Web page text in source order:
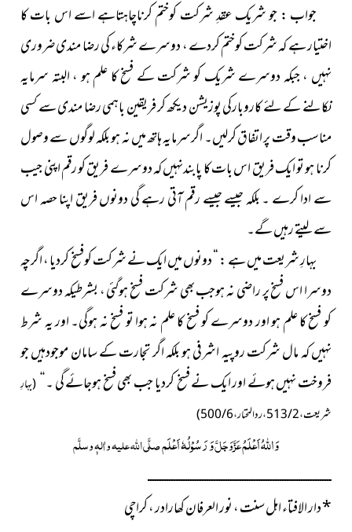
جواب : جو شریک عقدِ شرکت کوختم کرناچاہتاہے اسے اس بات کا
اختیار ہے کہ شرکت کوختم کردے ، دوسرے شرکاء کی رضا مندی ضروری
نہیں ، جبکہ دوسرے شریک کو شرکت کے فسخ کا علم ہو ، البتہ سرمایہ
نکالنے کے لئے کاروبارکی پوزیشن دیکھ کر فریقین باہمی رضا مندی سے کسی
مناسب وقت پر اتفاق کرلیں۔ اگرسرمایہ ہاتھ میں نہ ہو بلکہ لوگوں سے وصول
کرنا ہو تو ایک فریق اس بات کا پابندنہیں کہ دوسرے فریق کو رقم اپنی جیب
سے ادا کرے ۔ بلکہ جیسے جیسے رقم آتی رہے گی دونوں فریق اپنا حصہ اس
سے لیتے رہیں گے۔
بہارِ شریعت میں ہے : “ دونوں میں ایک نے شرکت کوفسخ کردیا ، اگرچہ
دوسرا اس فسخ پر راضی نہ ہوجب بھی شرکت فسخ ہوگئی ، بشرطیکہ دوسرے
کو فسخ کا علم ہو اور دوسرے کو فسخ کا علم نہ ہوا تو فسخ نہ ہوگی۔ اور یہ شرط
نہیں کہ مال شرکت روپیہ اشرفی ہو بلکہ اگر تجارت کے سامان موجودہیں جو
فروخت نہیں ہوئے اور ایک نے فسخ کردیا جب بھی فسخ ہوجائے گی ۔ ‘‘(بہارِ
شریعت ، 2 / 513 ، ردالمحتار ، 6 / 500)
وَاللہُاَعْلَمُعَزَّوَجَلَّوَ رَسُوْلُہٗ اَعْلَمصلَّی اللہ علیہ واٰلہٖ وسلَّم
ــــــــــــــــــــــــــــــــــــــــــــــــــــــــــــــــــــــــــــــ
*دار الافتاء اہل سنت ، نور العرفان کھارادر ، کراچی